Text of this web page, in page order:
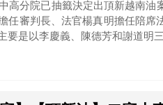
高分院已抽籤決定出頂新越南油
任審判長、法官楊真明擔任陪席
要是以李慶義、陳德芳和謝道明